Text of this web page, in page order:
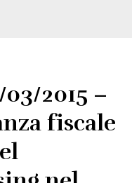
03/2015 –
fiscale